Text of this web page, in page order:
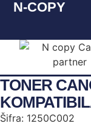
N-COPY
TONER
Šifra: 1250C002